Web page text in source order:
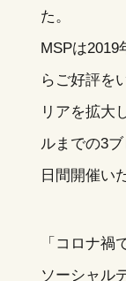
た。
MSPは2019
らご好評を
リアを拡大
ルまでの3
日間開催い
「コロナ禍
ソーシャル